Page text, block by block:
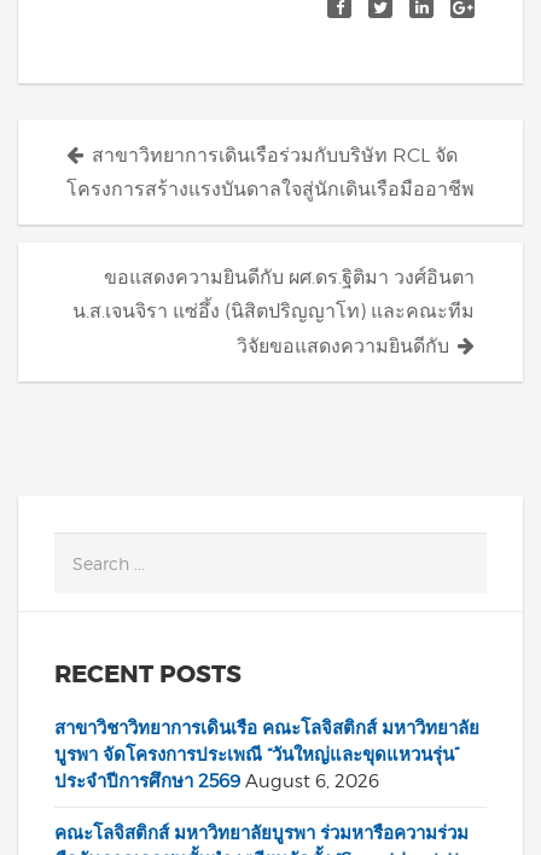
Posts
navigation
สาขาวิทยาการเดินเรือร่วมกับบริษัท RCL จัด
โครงการสร้างแรงบันดาลใจสู่นักเดินเรือมืออาชีพ
ขอแสดงความยินดีกับ ผศ.ดร.ฐิติมา วงศ์อินตา
น.ส.เจนจิรา แซ่อึ้ง (นิสิตปริญญาโท) และคณะทีม
วิจัยขอแสดงความยินดีกับ
RECENT POSTS
สาขาวิชาวิทยาการเดินเรือ คณะโลจิสติกส์ มหาวิทยาลัย
บูรพา จัดโครงการประเพณี “วันใหญ่และขุดแหวนรุ่น”
ประจำปีการศึกษา 2569 August 6, 2026
คณะโลจิสติกส์ มหาวิทยาลัยบูรพา ร่วมหารือความร่วม